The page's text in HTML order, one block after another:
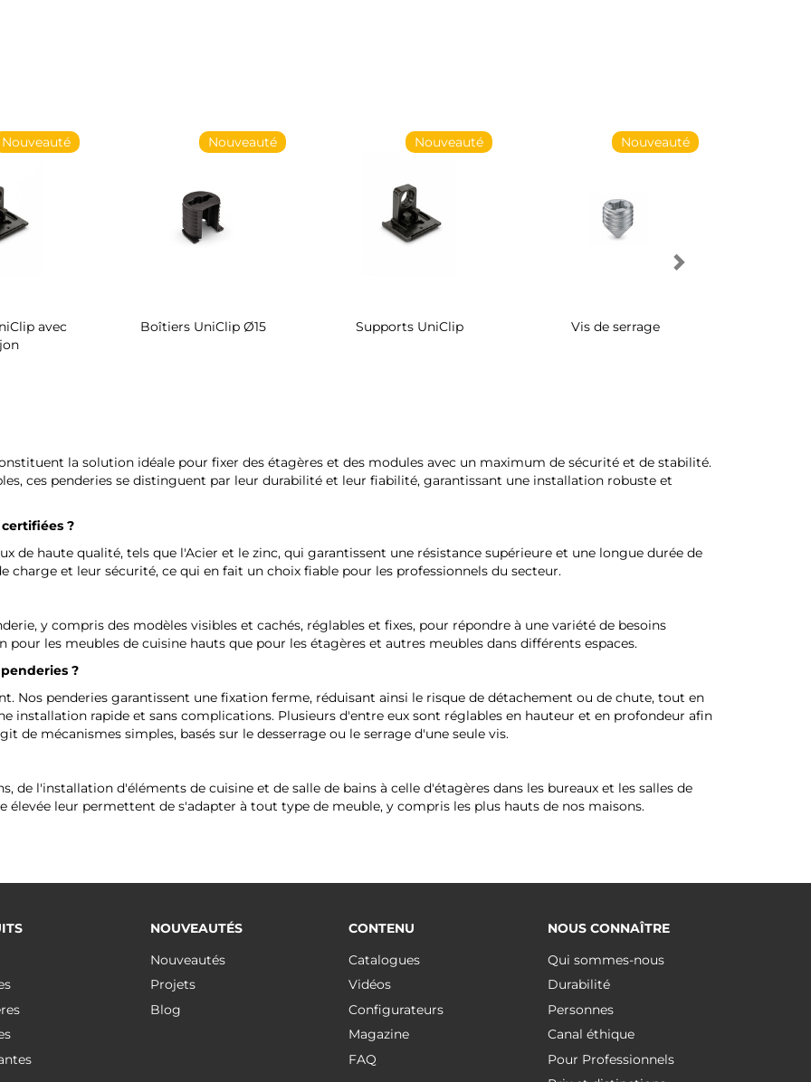
Nouveauté
avec
Nouveauté
Boîtiers UniClip Ø15
Nouveauté
Supports UniClip
Nouveauté
Vis de serrage
la solution idéale pour fixer des étagères et des modules avec un maximum de sécurité et de stabilité.
ces penderies se distinguent par leur durabilité et leur fiabilité, garantissant une installation robuste et
?
de haute qualité, tels que l'Acier et le zinc, qui garantissent une résistance supérieure et une longue durée de
charge et leur sécurité, ce qui en fait un choix fiable pour les professionnels du secteur.
y compris des modèles visibles et cachés, réglables et fixes, pour répondre à une variété de besoins
pour les meubles de cuisine hauts que pour les étagères et autres meubles dans différents espaces.
?
Nos penderies garantissent une fixation ferme, réduisant ainsi le risque de détachement ou de chute, tout en
installation rapide et sans complications. Plusieurs d'entre eux sont réglables en hauteur et en profondeur afin
de mécanismes simples, basés sur le desserrage ou le serrage d'une seule vis.
de l'installation d'éléments de cuisine et de salle de bains à celle d'étagères dans les bureaux et les salles de
élevée leur permettent de s'adapter à tout type de meuble, y compris les plus hauts de nos maisons.
NOUVEAUTÉS
Nouveautés
Projets
Blog
CONTENU
Catalogues
Vidéos
Configurateurs
Magazine
FAQ
NOUS CONNAÎTRE
Qui sommes-nous
Durabilité
Personnes
Canal éthique
Pour Professionnels